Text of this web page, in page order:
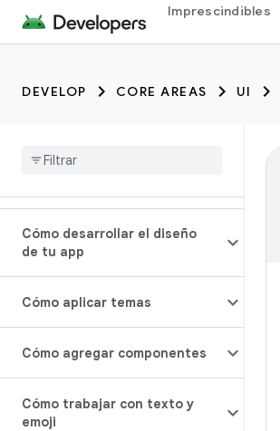
Imprescindibles
DEVELOP CORE AREAS UI
Cómo desarrollar el diseño
de tu app
Cómo aplicar temas
Cómo agregar componentes
Cómo trabajar con texto y
emoji